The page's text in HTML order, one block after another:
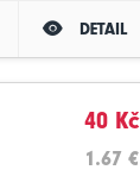
DETAIL
40 Kč
1.67 €